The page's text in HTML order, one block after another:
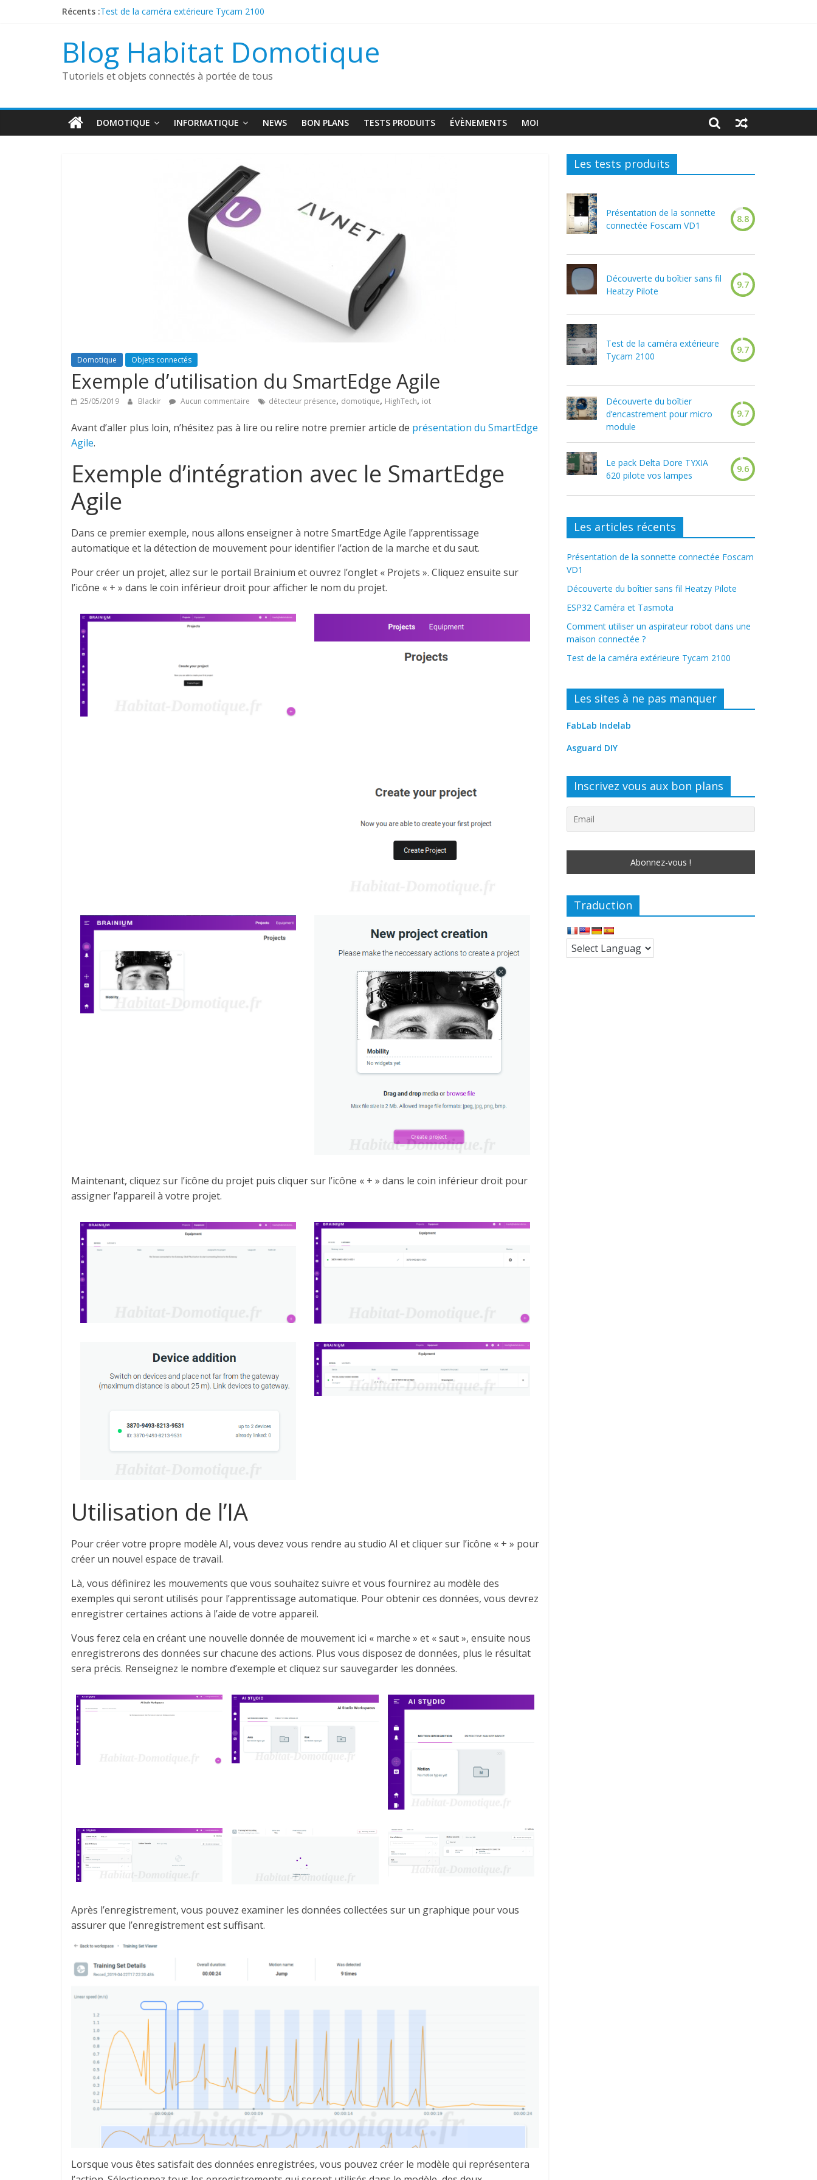
Récents :Test de la caméra extérieure Tycam 2100
Découverte du boîtier sans fil Heatzy Pilote
ESP32 Caméra et Tasmota
Comment utiliser un aspirateur robot dans une maison connectée ?
Blog Habitat Domotique
Tutoriels et objets connectés à portée de tous
DOMOTIQUE INFORMATIQUE NEWS BON PLANS TESTS PRODUITS ÉVÈNEMENTS MOI
Domotique Objets connectés
Exemple d’utilisation du SmartEdge Agile
25/05/2019 Blackir Aucun commentaire détecteur présence, domotique, HighTech, iot
Avant d’aller plus loin, n’hésitez pas à lire ou relire notre premier article de présentation du SmartEdge
Agile.
Exemple d’intégration avec le SmartEdge
Agile
Dans ce premier exemple, nous allons enseigner à notre SmartEdge Agile l’apprentissage
automatique et la détection de mouvement pour identifier l’action de la marche et du saut.
Pour créer un projet, allez sur le portail Brainium et ouvrez l’onglet « Projets ». Cliquez ensuite sur
l’icône « + » dans le coin inférieur droit pour afficher le nom du projet.
Maintenant, cliquez sur l’icône du projet puis cliquer sur l’icône « + » dans le coin inférieur droit pour
assigner l’appareil à votre projet.
Utilisation de l’IA
Pour créer votre propre modèle AI, vous devez vous rendre au studio AI et cliquer sur l’icône « + » pour
créer un nouvel espace de travail.
Là, vous définirez les mouvements que vous souhaitez suivre et vous fournirez au modèle des
exemples qui seront utilisés pour l’apprentissage automatique. Pour obtenir ces données, vous devrez
enregistrer certaines actions à l’aide de votre appareil.
Vous ferez cela en créant une nouvelle donnée de mouvement ici « marche » et « saut », ensuite nous
enregistrerons des données sur chacune des actions. Plus vous disposez de données, plus le résultat
sera précis. Renseignez le nombre d’exemple et cliquez sur sauvegarder les données.
Après l’enregistrement, vous pouvez examiner les données collectées sur un graphique pour vous
assurer que l’enregistrement est suffisant.
Lorsque vous êtes satisfait des données enregistrées, vous pouvez créer le modèle qui représentera
Les tests produits
Présentation de la sonnette
connectée Foscam VD1
8.8
Découverte du boîtier sans fil
Heatzy Pilote
9.7
Test de la caméra extérieure
Tycam 2100
9.7
Découverte du boîtier
d’encastrement pour micro
module
9.7
Le pack Delta Dore TYXIA
620 pilote vos lampes
9.6
Les articles récents
Présentation de la sonnette connectée Foscam
VD1
Découverte du boîtier sans fil Heatzy Pilote
ESP32 Caméra et Tasmota
Comment utiliser un aspirateur robot dans une
maison connectée ?
Test de la caméra extérieure Tycam 2100
Les sites à ne pas manquer
FabLab Indelab
Asguard DIY
Inscrivez vous aux bon plans
Traduction